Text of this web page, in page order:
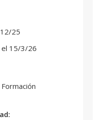
25
el 15/3/26